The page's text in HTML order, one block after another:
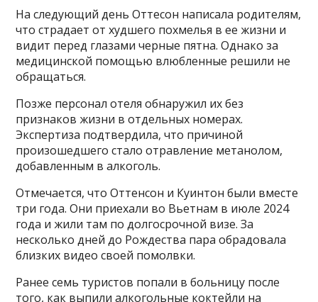
На следующий день Оттесон написала родителям,
что страдает от худшего похмелья в ее жизни и
видит перед глазами черные пятна. Однако за
медицинской помощью влюбленные решили не
обращаться.
Позже персонал отеля обнаружил их без
признаков жизни в отдельных номерах.
Экспертиза подтвердила, что причиной
произошедшего стало отравление метанолом,
добавленным в алкоголь.
Отмечается, что Оттенсон и Куинтон были вместе
три года. Они приехали во Вьетнам в июле 2024
года и жили там по долгосрочной визе. За
несколько дней до Рождества пара обрадовала
близких видео своей помолвки.
Ранее семь туристов попали в больницу после
того, как выпили алкогольные коктейли на